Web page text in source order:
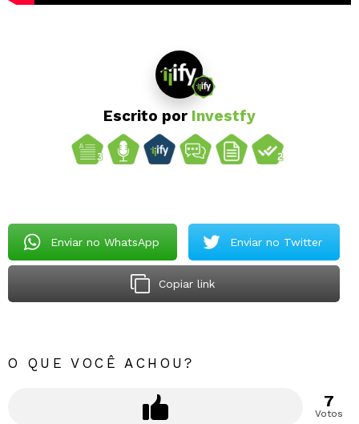
Escrito por Investfy
Enviar no WhatsApp Enviar no Twitter
Copiar link
O QUE VOCÊ ACHOU?
7
Votos